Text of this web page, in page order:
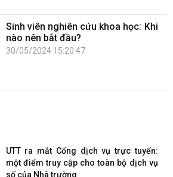
Sinh viên nghiên cứu khoa học: Khi
nào nên bắt đầu?
30/05/2024 15:20:47
UTT ra mắt Cổng dịch vụ trực tuyến:
một điểm truy cập cho toàn bộ dịch vụ
số của Nhà trường